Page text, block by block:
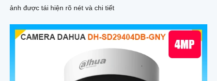
ảnh được tái hiện rõ nét và chi tiết